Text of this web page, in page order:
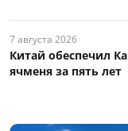
7 августа 2026
Китай обеспечил
ячменя за пять лет